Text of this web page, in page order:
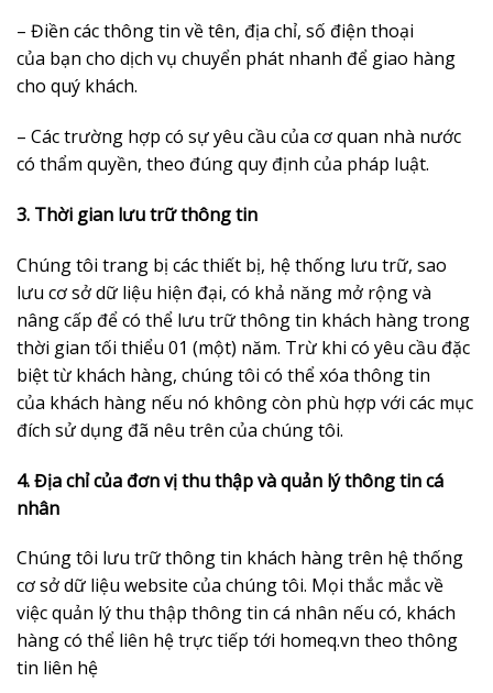
– Điền các thông tin về tên, địa chỉ, số điện thoại
của bạn cho dịch vụ chuyển phát nhanh để giao hàng
cho quý khách.
– Các trường hợp có sự yêu cầu của cơ quan nhà nước
có thẩm quyền, theo đúng quy định của pháp luật.
3. Thời gian lưu trữ thông tin
Chúng tôi trang bị các thiết bị, hệ thống lưu trữ, sao
lưu cơ sở dữ liệu hiện đại, có khả năng mở rộng và
nâng cấp để có thể lưu trữ thông tin khách hàng trong
thời gian tối thiểu 01 (một) năm. Trừ khi có yêu cầu đặc
biệt từ khách hàng, chúng tôi có thể xóa thông tin
của khách hàng nếu nó không còn phù hợp với các mục
đích sử dụng đã nêu trên của chúng tôi.
4. Địa chỉ của đơn vị thu thập và quản lý thông tin cá
nhân
Chúng tôi lưu trữ thông tin khách hàng trên hệ thống
cơ sở dữ liệu website của chúng tôi. Mọi thắc mắc về
việc quản lý thu thập thông tin cá nhân nếu có, khách
hàng có thể liên hệ trực tiếp tới homeq.vn theo thông
tin liên hệ